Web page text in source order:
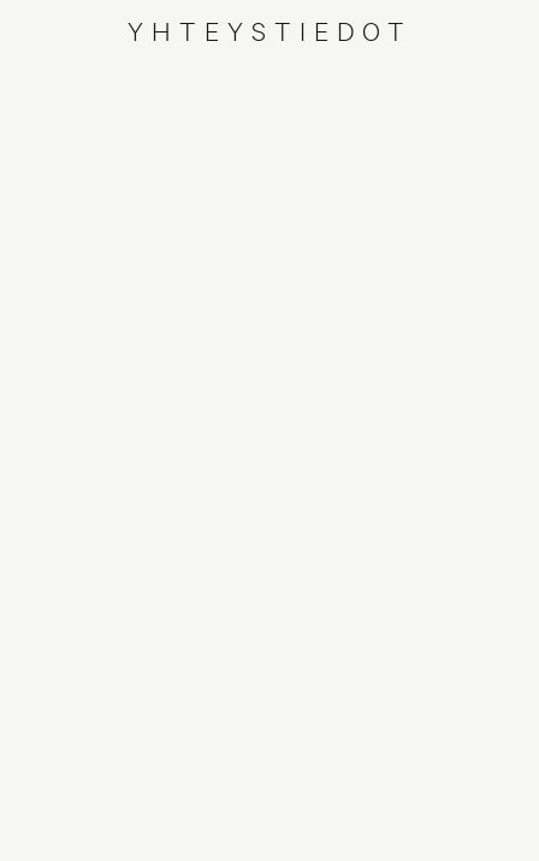
YHTEYSTIEDOT